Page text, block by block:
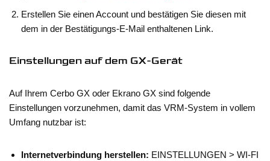
Erstellen Sie einen Account und bestätigen Sie diesen mit
dem in der Bestätigungs-E-Mail enthaltenen Link.
Einstellungen auf dem GX-Gerät
Auf Ihrem Cerbo GX oder Ekrano GX sind folgende
Einstellungen vorzunehmen, damit das VRM-System in vollem
Umfang nutzbar ist:
Internetverbindung herstellen: EINSTELLUNGEN > WI-FI